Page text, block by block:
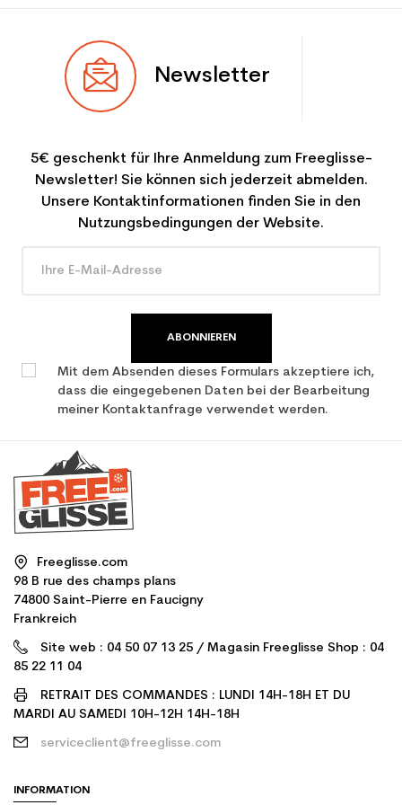
Newsletter
5€ geschenkt für Ihre Anmeldung zum Freeglisse-
Newsletter! Sie können sich jederzeit abmelden.
Unsere Kontaktinformationen finden Sie in den
Nutzungsbedingungen der Website.
ABONNIEREN
Mit dem Absenden dieses Formulars akzeptiere ich,
dass die eingegebenen Daten bei der Bearbeitung
meiner Kontaktanfrage verwendet werden.
Freeglisse.com
98 B rue des champs plans
74800 Saint-Pierre en Faucigny
Frankreich
Site web : 04 50 07 13 25 / Magasin Freeglisse Shop : 04
85 22 11 04
RETRAIT DES COMMANDES : LUNDI 14H-18H ET DU
MARDI AU SAMEDI 10H-12H 14H-18H
serviceclient@freeglisse.com
INFORMATION